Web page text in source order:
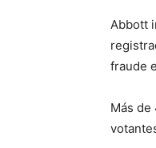
Abbott
fraude
Más